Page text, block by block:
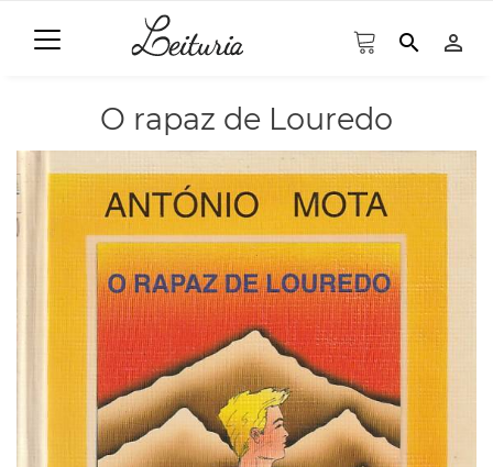
search person_outline
O rapaz de Louredo